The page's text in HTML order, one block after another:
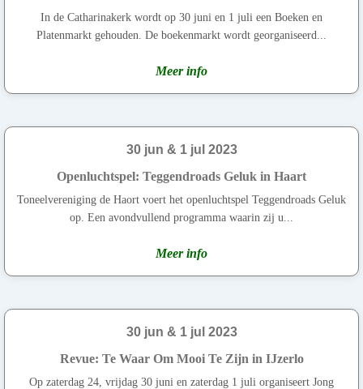
In de Catharinakerk wordt op 30 juni en 1 juli een Boeken en
Platenmarkt gehouden. De boekenmarkt wordt georganiseerd...
Meer info
30 jun & 1 jul 2023
Openluchtspel: Teggendroads Geluk in Haart
Toneelvereniging de Haort voert het openluchtspel Teggendroads Geluk
op. Een avondvullend programma waarin zij u...
Meer info
30 jun & 1 jul 2023
Revue: Te Waar Om Mooi Te Zijn in IJzerlo
Op zaterdag 24, vrijdag 30 juni en zaterdag 1 juli organiseert Jong